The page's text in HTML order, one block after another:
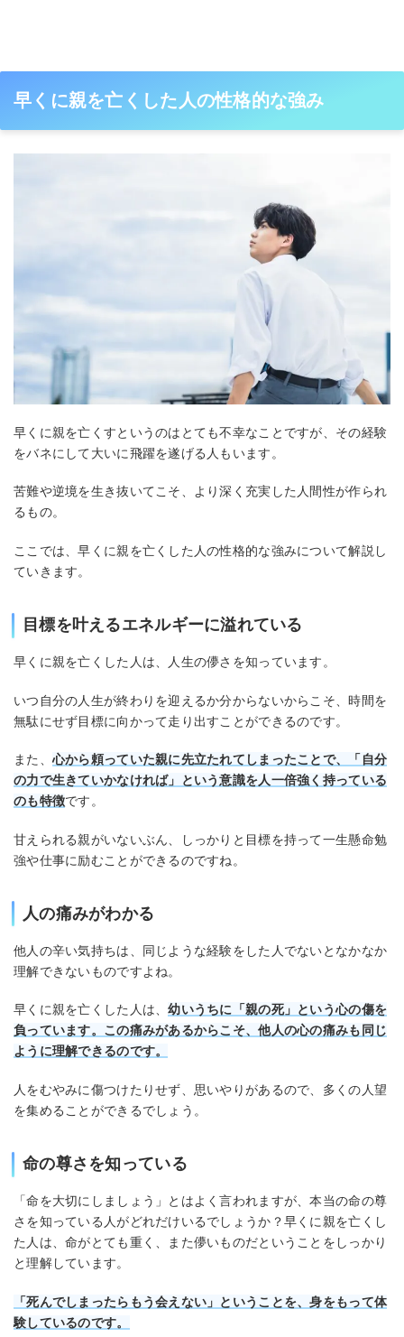
早くに親を亡くした人の性格的な強み
早くに親を亡くすというのはとても不幸なことですが、その経験
をバネにして大いに飛躍を遂げる人もいます。
苦難や逆境を生き抜いてこそ、より深く充実した人間性が作られ
るもの。
ここでは、早くに親を亡くした人の性格的な強みについて解説し
ていきます。
目標を叶えるエネルギーに溢れている
早くに親を亡くした人は、人生の儚さを知っています。
いつ自分の人生が終わりを迎えるか分からないからこそ、時間を
無駄にせず目標に向かって走り出すことができるのです。
また、 心から頼っていた親に先立たれてしまったことで、「自分
の力で生きていかなければ」という意識を人一倍強く持っている
のも特徴です。
甘えられる親がいないぶん、しっかりと目標を持って一生懸命勉
強や仕事に励むことができるのですね。
人の痛みがわかる
他人の辛い気持ちは、同じような経験をした人でないとなかなか
理解できないものですよね。
早くに親を亡くした人は、幼いうちに「親の死」という心の傷を
負っています。この痛みがあるからこそ、他人の心の痛みも同じ
ように理解できるのです。
人をむやみに傷つけたりせず、思いやりがあるので、多くの人望
を集めることができるでしょう。
命の尊さを知っている
「命を大切にしましょう」とはよく言われますが、本当の命の尊
さを知っている人がどれだけいるでしょうか？早くに親を亡くし
た人は、命がとても重く、また儚いものだということをしっかり
と理解しています。
「死んでしまったらもう会えない」ということを、身をもって体
験しているのです。